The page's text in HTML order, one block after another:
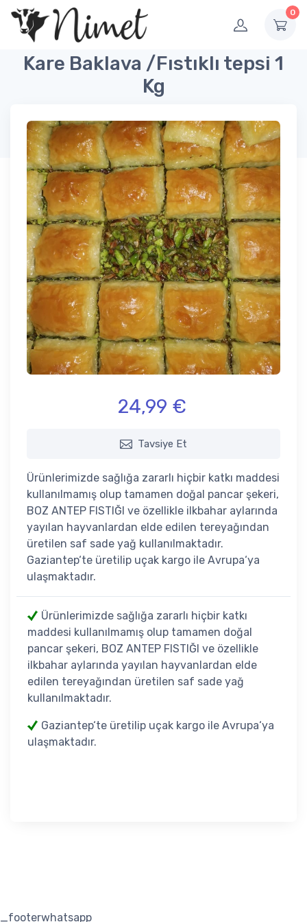
0
Kare Baklava /Fıstıklı tepsi 1
Kg
24,99 €
Tavsiye Et
Ürünlerimizde sağlığa zararlı hiçbir katkı maddesi
kullanılmamış olup tamamen doğal pancar şekeri,
BOZ ANTEP FISTIĞI ve özellikle ilkbahar aylarında
yayılan hayvanlardan elde edilen tereyağından
üretilen saf sade yağ kullanılmaktadır.
Gaziantep‘te üretilip uçak kargo ile Avrupa‘ya
ulaşmaktadır.
Ürünlerimizde sağlığa zararlı hiçbir katkı
maddesi kullanılmamış olup tamamen doğal
pancar şekeri, BOZ ANTEP FISTIĞI ve özellikle
ilkbahar aylarında yayılan hayvanlardan elde
edilen tereyağından üretilen saf sade yağ
kullanılmaktadır.
Gaziantep‘te üretilip uçak kargo ile Avrupa‘ya
ulaşmaktadır.
_footerwhatsapp